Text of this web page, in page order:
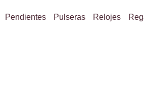
Pendientes Pulseras Relojes